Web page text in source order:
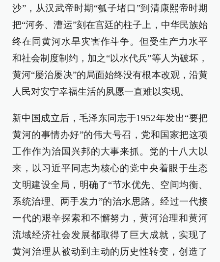
沙”，从汉武帝时期“瓠子堵口”到清康熙帝时期
把“河务、漕运”刻在宫廷的柱子上，中华民族始
终在同黄河水旱灾害作斗争。但受生产力水平
和社会制度制约，加之“以水代兵”等人为破坏，
黄河“屡治屡决”的局面始终没有根本改观，沿黄
人民对安宁幸福生活的夙愿一直难以实现。
新中国成立后，毛泽东同志于1952年发出“要把
黄河的事情办好”的伟大号召，党和国家把这项
工作作为治国兴邦的大事来抓。党的十八大以
来，以习近平同志为核心的党中央着眼于生态
文明建设全局，明确了“节水优先、空间均衡、
系统治理、两手发力”的治水思路。经过一代接
一代的艰辛探索和不懈努力，黄河治理和黄河
流域经济社会发展都取得了巨大成就，实现了
黄河治理从被动到主动的历史性转变，创造了